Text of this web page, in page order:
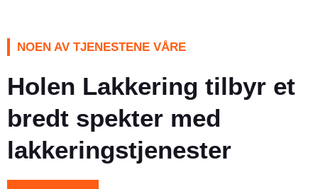
NOEN AV TJENESTENE VÅRE
Holen Lakkering tilbyr et
bredt spekter med
lakkeringstjenester